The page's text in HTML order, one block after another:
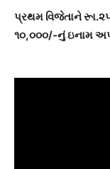
પ્રથમ વિજેતાને
૧૦,૦૦૦/-નું ઇનામ